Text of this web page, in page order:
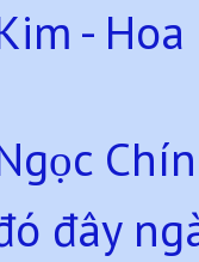
-
đây